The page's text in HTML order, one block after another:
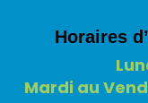
Horaires
Mardi au